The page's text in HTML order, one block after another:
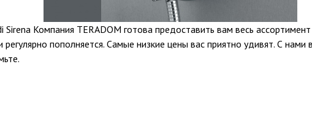
Sirena Компания TERADOM готова предоставить вам весь
пополняется. Самые низкие цены вас приятно удивят. С